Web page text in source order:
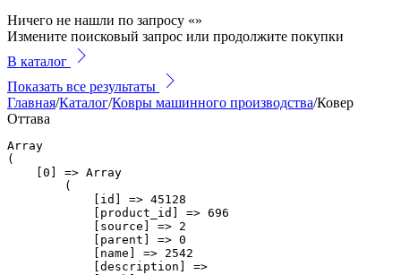
Ничего не нашли по запросу «»
Измените поисковый запрос или продолжите покупки
В каталог
Показать все результаты
Главная/Каталог/Ковры машинного производства/Ковер
Оттава
Array
(
    [0] => Array
        (
            [id] => 45128
            [product_id] => 696
            [source] => 2
            [parent] => 0
            [name] => 2542
            [description] =>